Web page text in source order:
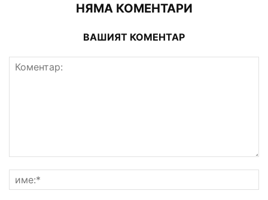
НЯМА КОМЕНТАРИ
ВАШИЯТ КОМЕНТАР